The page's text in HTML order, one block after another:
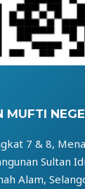
MUFTI
7 & 8,
Sultan
Alam,